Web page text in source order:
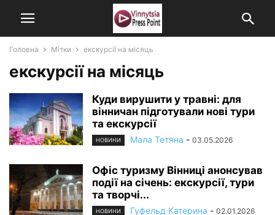
Головна Мітки екскурсії на місяць
екскурсії на місяць
Куди вирушити у травні: для
вінничан підготували нові тури
та екскурсії
НОВИНИ Мала Тетяна - 03.05.2026
Офіс туризму Вінниці анонсував
події на січень: екскурсії, тури
та творчі...
НОВИНИ Гуфельд Катерина - 02.01.2026